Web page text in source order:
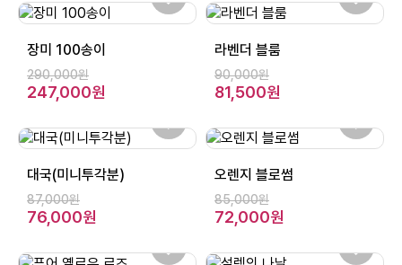
장미 100송이
290,000원
247,000원
라벤더 블룸
90,000원
81,500원
대국(미니투각분)
87,000원
76,000원
오렌지 블로썸
85,000원
72,000원